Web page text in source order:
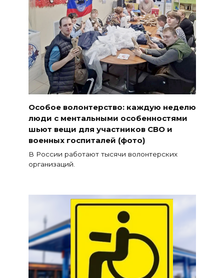
Особое волонтерство: каждую неделю
люди с ментальными особенностями
шьют вещи для участников СВО и
военных госпиталей (фото)
В России работают тысячи волонтерских
организаций.